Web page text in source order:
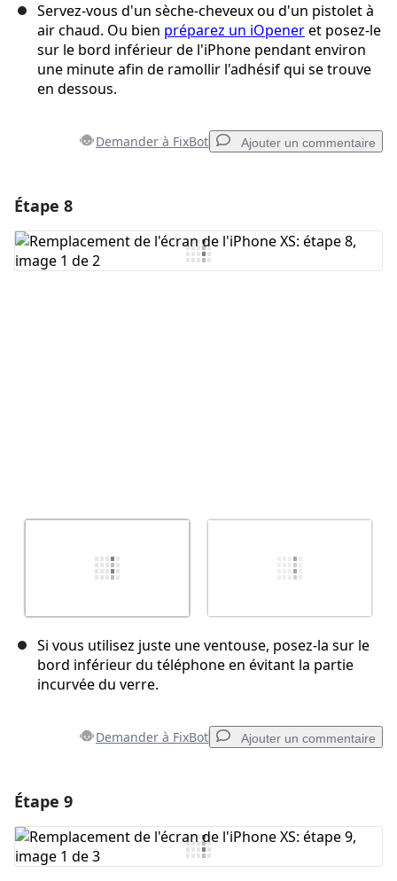
Servez-vous d'un sèche-cheveux ou d'un pistolet à
air chaud. Ou bien préparez un iOpeneret posez-le
sur le bord inférieur de l'iPhone pendant environ
une minute afin de ramollir l'adhésif qui se trouve
en dessous.
Demander à FixBot Ajouter un commentaire
Ajouter un commentaire
Étape 8
Si vous utilisez juste une ventouse, posez-la sur le
bord inférieur du téléphone en évitant la partie
incurvée du verre.
Demander à FixBot Ajouter un commentaire
Ajouter un commentaire
Étape 9